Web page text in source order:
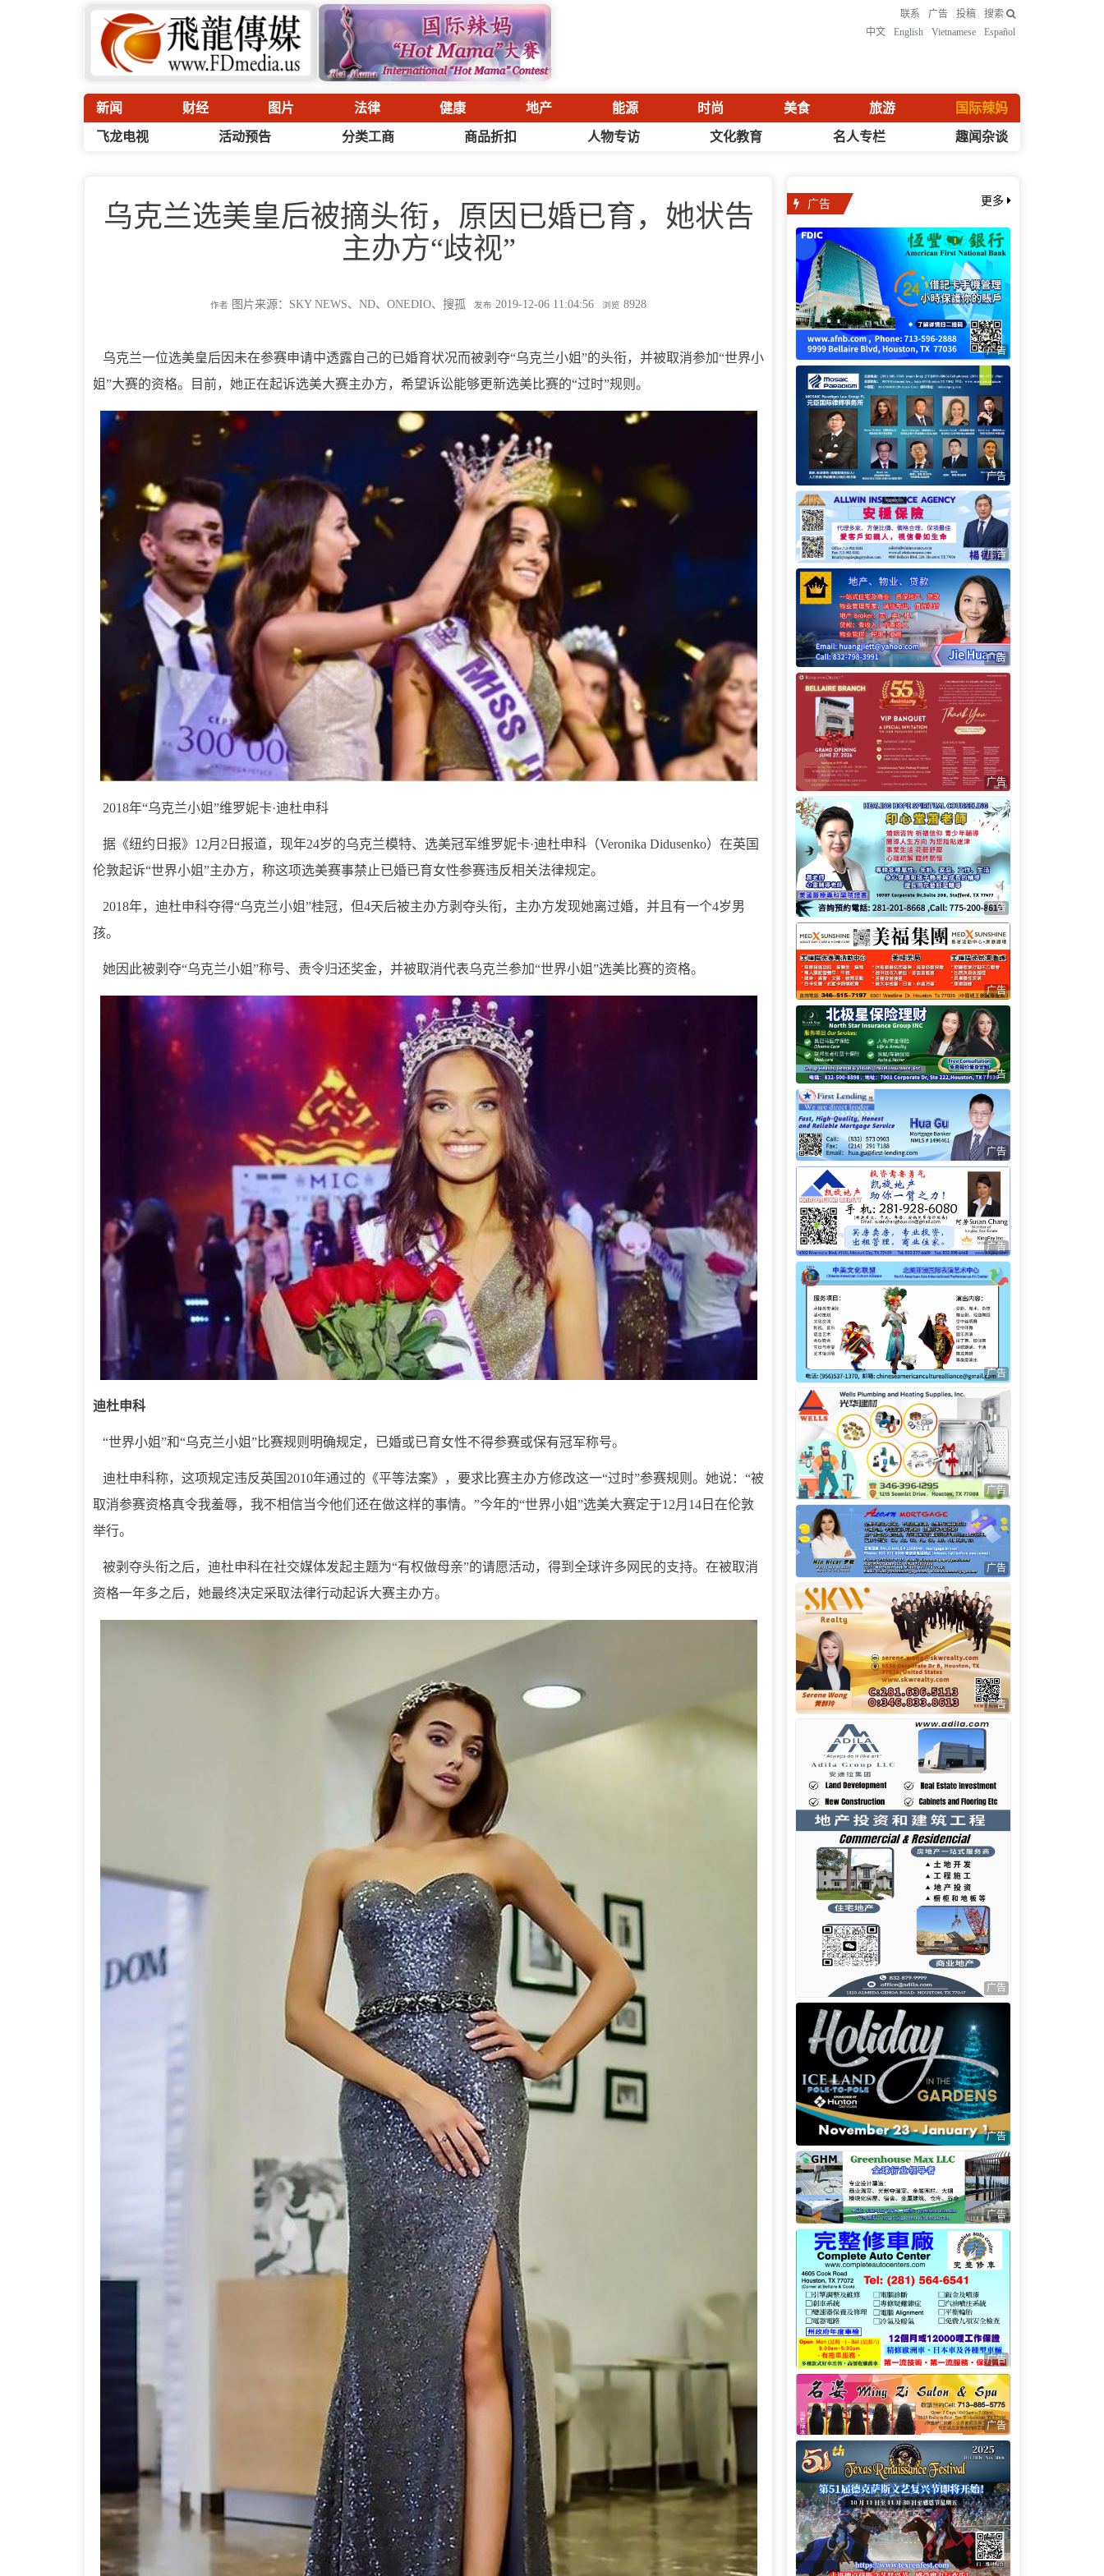
联系 广告 投稿
搜索
中文
English Vietnamese Español
新闻 财经 图片 法律 健康 地产 能源 时尚 美食 旅游 国际辣妈
飞龙电视 活动预告 分类工商 商品折扣 人物专访 文化教育 名人专栏 趣闻杂谈
乌克兰选美皇后被摘头衔，原因已婚已育，她状告
主办方“歧视”
作者 图片来源：SKY NEWS、ND、ONEDIO、搜孤 发布 2019-12-06 11:04:56 浏览 8928
乌克兰一位选美皇后因未在参赛申请中透露自己的已婚育状况而被剥夺“乌克兰小姐”的头衔，并被取消参加“世界小
姐”大赛的资格。目前，她正在起诉选美大赛主办方，希望诉讼能够更新选美比赛的“过时”规则。
2018年“乌克兰小姐”维罗妮卡·迪杜申科
据《纽约日报》12月2日报道，现年24岁的乌克兰模特、选美冠军维罗妮卡·迪杜申科（Veronika Didusenko）在英国
伦敦起诉“世界小姐”主办方，称这项选美赛事禁止已婚已育女性参赛违反相关法律规定。
2018年，迪杜申科夺得“乌克兰小姐”桂冠，但4天后被主办方剥夺头衔，主办方发现她离过婚，并且有一个4岁男
孩。
她因此被剥夺“乌克兰小姐”称号、责令归还奖金，并被取消代表乌克兰参加“世界小姐”选美比赛的资格。
迪杜申科
“世界小姐”和“乌克兰小姐”比赛规则明确规定，已婚或已育女性不得参赛或保有冠军称号。
迪杜申科称，这项规定违反英国2010年通过的《平等法案》，要求比赛主办方修改这一“过时”参赛规则。她说：“被
取消参赛资格真令我羞辱，我不相信当今他们还在做这样的事情。”今年的“世界小姐”选美大赛定于12月14日在伦敦
举行。
被剥夺头衔之后，迪杜申科在社交媒体发起主题为“有权做母亲”的请愿活动，得到全球许多网民的支持。在被取消
资格一年多之后，她最终决定采取法律行动起诉大赛主办方。
广告 更多
广告
广告
广告
广告
广告
广告
广告
广告
广告
广告
广告
广告
广告
广告
广告
广告
广告
广告
广告